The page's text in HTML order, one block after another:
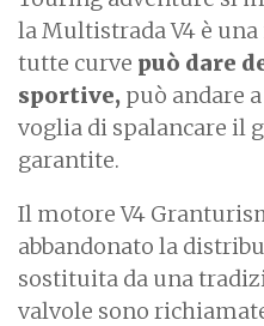
la Multistrada V4 è
tutte curve può dare
sportive, può andare
voglia di spalancare il
garantite.
Il motore V4
abbandonato la
sostituita da una
valvole sono